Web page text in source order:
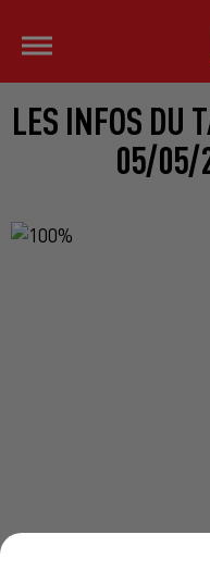
LES INFOS DU
05/05/